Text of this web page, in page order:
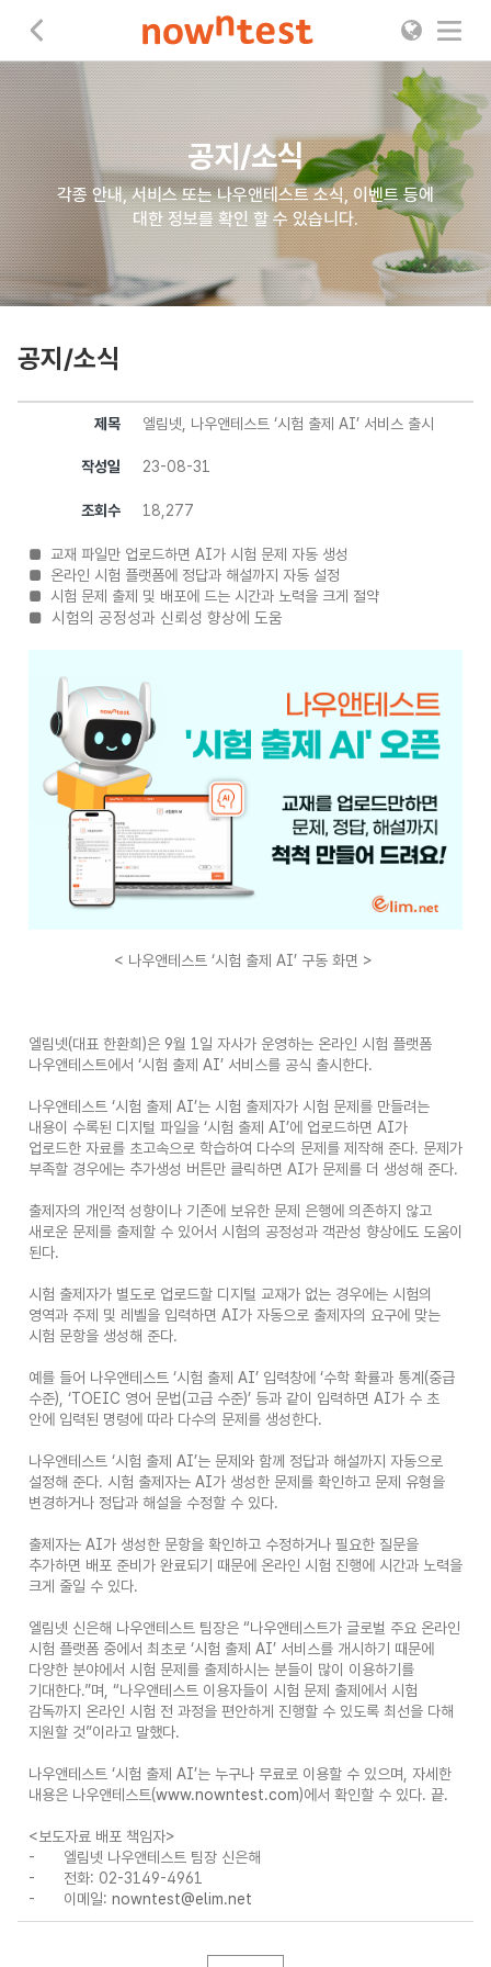
공지/소식
각종 안내, 서비스 또는 나우앤테스트 소식, 이벤트 등에
대한 정보를 확인 할 수 있습니다.
공지/소식
제목 엘림넷, 나우앤테스트 ‘시험 출제 AI’ 서비스 출시
작성일 23-08-31
조회수 18,277
■ 교재 파일만 업로드하면 AI가 시험 문제 자동 생성
■
온라인 시험 플랫폼에 정답과 해설까지 자동 설정
■
시험 문제 출제 및 배포에 드는 시간과 노력을 크게 절약
■ 시험의 공정성과 신뢰성 향상에 도움
< 나우앤테스트 ‘시험 출제 AI’ 구동 화면 >
엘림넷(대표 한환희)은 9월 1일 자사가 운영하는 온라인 시험 플랫폼
나우앤테스트에서 ‘시험 출제 AI’ 서비스를 공식 출시한다.
나우앤테스트 ‘시험 출제 AI’는 시험 출제자가 시험 문제를 만들려는
내용이 수록된 디지털 파일을 ‘시험 출제 AI’에 업로드하면 AI가
업로드한 자료를 초고속으로 학습하여 다수의 문제를 제작해 준다. 문제가
부족할 경우에는 추가생성 버튼만 클릭하면 AI가 문제를 더 생성해 준다.
출제자의 개인적 성향이나 기존에 보유한 문제 은행에 의존하지 않고
새로운 문제를 출제할 수 있어서 시험의 공정성과 객관성 향상에도 도움이
된다.
시험 출제자가 별도로 업로드할 디지털 교재가 없는 경우에는 시험의
영역과 주제 및 레벨을 입력하면 AI가 자동으로 출제자의 요구에 맞는
시험 문항을 생성해 준다.
예를 들어 나우앤테스트 ‘시험 출제 AI’ 입력창에 ‘수학 확률과 통계(중급
수준), ‘TOEIC 영어 문법(고급 수준)’ 등과 같이 입력하면 AI가 수 초
안에 입력된 명령에 따라 다수의 문제를 생성한다.
나우앤테스트 ‘시험 출제 AI’는 문제와 함께 정답과 해설까지 자동으로
설정해 준다. 시험 출제자는 AI가 생성한 문제를 확인하고 문제 유형을
변경하거나 정답과 해설을 수정할 수 있다.
출제자는 AI가 생성한 문항을 확인하고 수정하거나 필요한 질문을
추가하면 배포 준비가 완료되기 때문에 온라인 시험 진행에 시간과 노력을
크게 줄일 수 있다.
엘림넷 신은해 나우앤테스트 팀장은 “나우앤테스트가 글로벌 주요 온라인
시험 플랫폼 중에서 최초로 ‘시험 출제 AI’ 서비스를 개시하기 때문에
다양한 분야에서 시험 문제를 출제하시는 분들이 많이 이용하기를
기대한다.”며, “나우앤테스트 이용자들이 시험 문제 출제에서 시험
감독까지 온라인 시험 전 과정을 편안하게 진행할 수 있도록 최선을 다해
지원할 것”이라고 말했다.
나우앤테스트 ‘시험 출제 AI’는 누구나 무료로 이용할 수 있으며, 자세한
내용은 나우앤테스트(www.nowntest.com)에서 확인할 수 있다. 끝.
<보도자료 배포 책임자>
-
엘림넷 나우앤테스트 팀장 신은해
-
전화: 02-3149-4961
-
이메일: nowntest@elim.net